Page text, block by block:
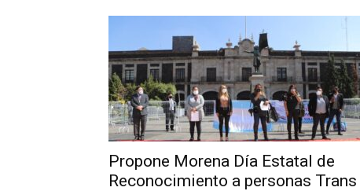
Propone Morena Día Estatal de
Reconocimiento a personas Trans